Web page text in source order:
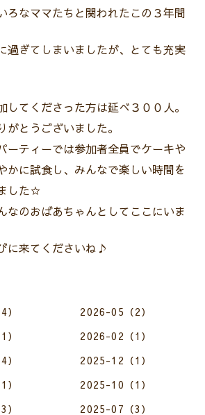
ろなママたちと関われたこの３年間
過ぎてしまいましたが、とても充実
してくださった方は延べ３００人。
がとうございました。
ーティーでは参加者全員でケーキや
かに試食し、みんなで楽しい時間を
した☆
なのおばあちゃんとしてここにいま
に来てくださいね♪
2026-05（2）
2026-02（1）
2025-12（1）
2025-10（1）
2025-07（3）